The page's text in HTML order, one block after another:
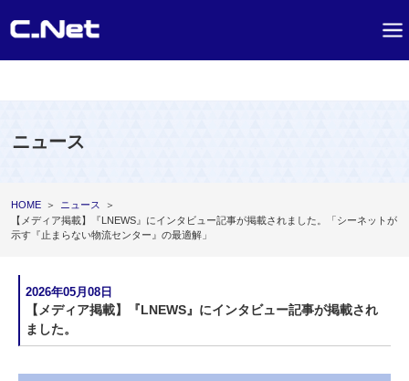
ニュース
HOME ＞ ニュース
＞
【メディア掲載】『LNEWS』にインタビュー記事が掲載されました。「シーネットが
示す『止まらない物流センター』の最適解」
2026年05月08日
【メディア掲載】『LNEWS』にインタビュー記事が掲載され
ました。